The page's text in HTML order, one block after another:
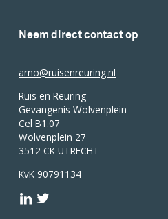
Neem direct contact op
arno@ruisenreuring.nl
Ruis en Reuring
Gevangenis Wolvenplein
Cel B1.07
Wolvenplein 27
3512 CK UTRECHT
KvK 90791134